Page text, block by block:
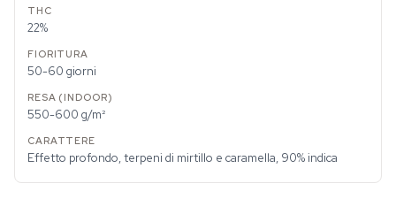
22%
50-60 giorni
550-600 g/m²
Effetto profondo, terpeni di mirtillo e caramella, 90% indica